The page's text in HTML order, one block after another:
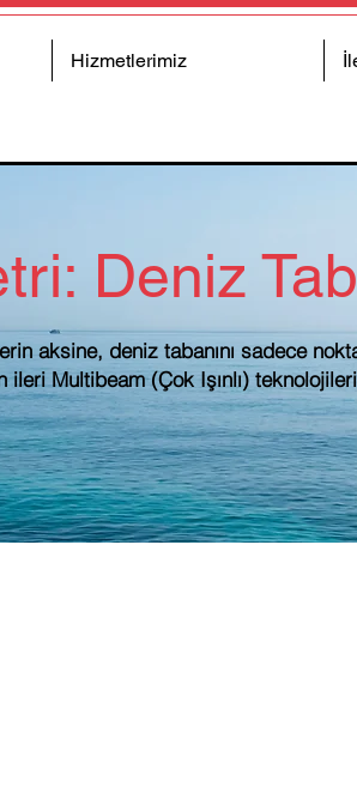
Hizmetlerimiz
Deniz
aksine, deniz tabanını sadece
ileri Multibeam (Çok Işınlı)